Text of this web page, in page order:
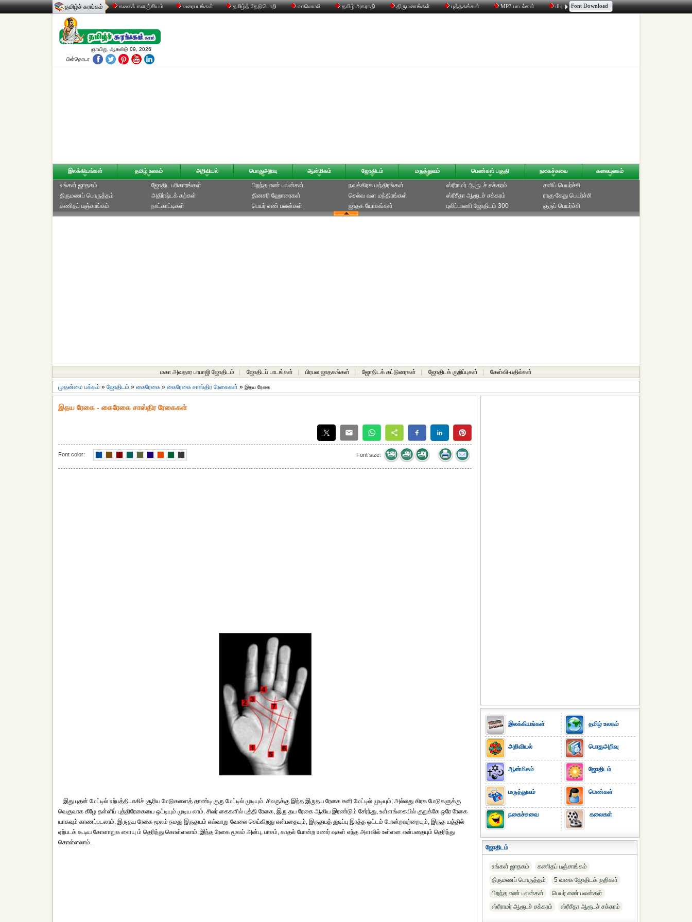
தமிழ்ச் சுரங்கம் கலைக் களஞ்சியம் வரைபடங்கள் தமிழ்த் தேடுபொறி வானொலி தமிழ் அகராதி் திருமணங்கள் புத்தகங்கள் MP3 பாடல்கள் மின்னஞ்சல் திரட்டி உரையாடல்
Font Download
ஞாயிறு, ஆகஸ்டு 09, 2026
பின்தொடர
இலக்கியங்கள் தமிழ் உலகம் அறிவியல் பொதுஅறிவு ஆன்மிகம் ஜோதிடம் மருத்துவம் பெண்கள் பகுதி நகைச்சுவை கலையுலகம்
உங்கள் ஜாதகம்
திருமணப் பொருத்தம்
கணிதப் பஞ்சாங்கம்
ஜோதிட ப‌ரிகார‌ங்க‌ள்
அதிர்ஷ்டக் கற்கள்
நாட்காட்டிகள்
பிறந்த எண் பலன்கள்
தினசரி ஹோரைகள்
பெயர் எண் பலன்கள்
நவக்கிரக மந்திரங்கள்
செல்வ வள மந்திரங்கள்
ஜாதக யோகங்கள்
ஸ்ரீராமர் ஆரூடச் சக்கரம்
ஸ்ரீசீதா ஆரூடச் சக்கரம்
புலிப்பாணி ஜோதிடம் 300
சனிப் பெயர்ச்சி
ராகு-கேது பெயர்ச்சி
குருப் பெயர்ச்சி
மகா அவதார பாபாஜி ஜோதிடம் ஜோதிடப் பாடங்கள் பிரபல ஜாதகங்கள் ஜோதிடக் கட்டுரைகள் ஜோதிடக் குறிப்புகள் கேள்வி-பதில்கள்
முதன்மை பக்கம் » ஜோதிடம் » கைரேகை » கைரேகை சாஸ்திர ரேகைகள் » இதய ரேகை
இதய ரேகை - கைரேகை சாஸ்திர ரேகைகள்
Font color: Font size:
இது புதன் மேட்டில் உற்பத்தியாகிச் சூரிய மேடுகளைத் தாண்டி குரு மேட்டில் முடியும். சிலருக்கு இந்த இருதய ரேகை சனி மேட்டில் முடியும்; அல்லது கிரக மேடுகளுக்கு
வெகுவாக கீழே தள்ளிப் புத்திரேகையை ஒட்டியும் முடிய லாம். சிலர் கைகளில் புத்தி ரேகை, இரு தய ரேகை ஆகிய இரண்டும் சேர்ந்து, உள்ளங்கையில் குறுக்கே ஒரே ரேகை
யாகவும் காணப்படலாம். இருதய ரேகை மூலம் நமது இருதயம் எவ்வாறு வேலை செய்கிறது என்பதையும், இருதயத் துடிப்பு இரத்த ஓட்டம் போன்றவற்றையும், இருத யத்தில்
ஏற்படக் கூடிய கோளாறுக ளையு ம் தெரிந்து கொள்ளலாம். இந்த ரேகை மூலம் அன்பு, பாசம், காதல் போன்ற உணர் வுகள் எந்த அளவில் உள்ளன என்பதையும் தெரிந்து
கொள்ளலாம்.
இலக்கியங்கள்
அறிவியல்
ஆன்மிகம்
மருத்துவம்
நகைச்சுவை
தமிழ் உலகம்
பொதுஅறிவு
ஜோதிடம்
பெண்கள்
கலைகள்
ஜோதிடம்
உங்கள் ஜாதகம்
கணிதப் பஞ்சாங்கம்
திருமணப் பொருத்தம்
5 வகை ஜோதிடக் குறிகள்
பிறந்த எண் பலன்கள்
பெயர் எண் பலன்கள்
ஸ்ரீராமர் ஆரூடச் சக்கரம்
ஸ்ரீசீதா ஆரூடச் சக்கரம்